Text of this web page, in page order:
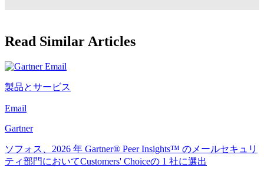
Read Similar Articles
製品とサービス
Email
Gartner
ソフォス、2026 年 Gartner® Peer Insights™ のメールセキュリ
ティ部門においてCustomers' Choiceの 1 社に選出